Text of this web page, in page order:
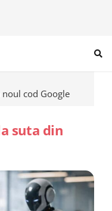
autocomplete results
noul cod Google
suta din